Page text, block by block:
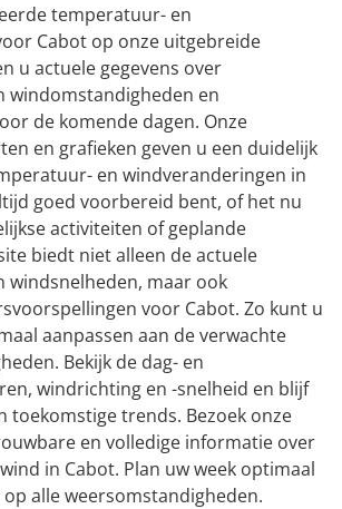
temperatuur- en
Cabot op onze uitgebreide
u actuele gegevens over
windomstandigheden en
de komende dagen. Onze
en grafieken geven u een duidelijk
en windveranderingen in
goed voorbereid bent, of het nu
activiteiten of geplande
biedt niet alleen de actuele
windsnelheden, maar ook
voor Cabot. Zo kunt u
aanpassen aan de verwachte
Bekijk de dag- en
windrichting en -snelheid en blijf
toekomstige trends. Bezoek onze
en volledige informatie over
in Cabot. Plan uw week optimaal
alle weersomstandigheden.